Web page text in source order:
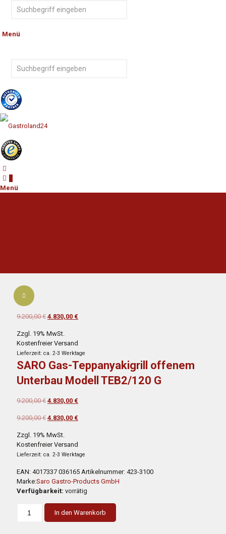
Menü
Menü
9.200,00€ Ursprünglicher
war:
9.200,00 €
4.830,00 €Aktueller
Zzgl. 19% MwSt.
Kostenfreier Versand
Lieferzeit: ca. 2-3 Werktage
SARO Gas-Teppanyakigrill offenem
Unterbau Modell TEB2/120 G
9.200,00€ Ursprünglicher
war:
4.830,00 €Aktueller
ist:
9.200,00€ Ursprünglicher
war:
9.200,00 €
4.830,00 €Aktueller
Zzgl. 19% MwSt.
Kostenfreier Versand
Lieferzeit: ca. 2-3 Werktage
EAN: 4017337 036165 Artikelnummer: 423-3100
Marke:Saro Gastro-Products GmbH
Verfügbarkeit: vorrätig
Gas-
In den Warenkorb